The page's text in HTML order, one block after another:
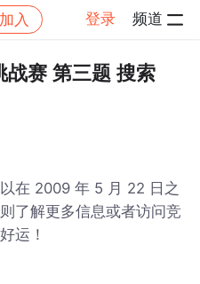
加入 登录 频道
帖子详情
赛 第三题 搜索
在 2009 年 5 月 22 日之
了解更多信息或者访问竞
运！